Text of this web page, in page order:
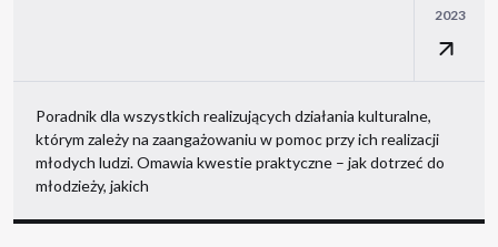
2023
Poradnik dla wszystkich realizujących działania kulturalne,
którym zależy na zaangażowaniu w pomoc przy ich realizacji
młodych ludzi. Omawia kwestie praktyczne – jak dotrzeć do
młodzieży, jakich